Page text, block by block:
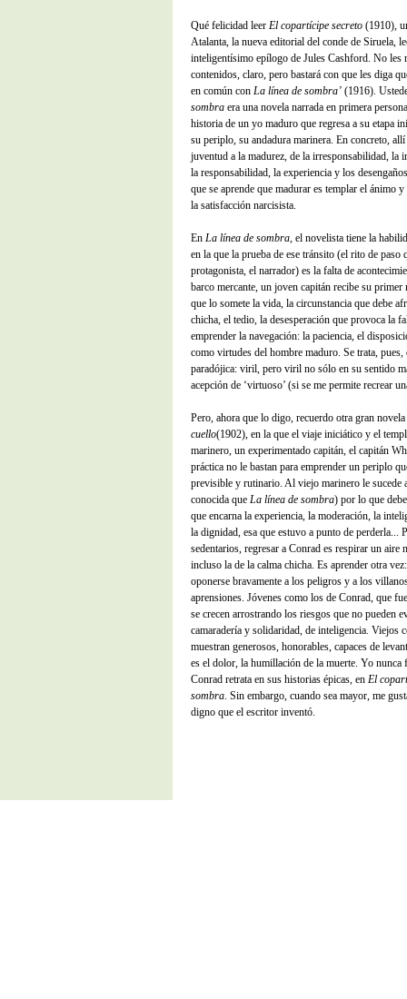
Qué felicidad leer El copartícipe secreto (1910),
Atalanta, la nueva editorial del conde de Siruela,
inteligentísimo epílogo de Jules Cashford. No les
contenidos, claro, pero bastará con que les diga
en común con La línea de sombra’ (1916).
sombra era una novela narrada en primera
historia de un yo maduro que regresa a su etapa
su periplo, su andadura marinera. En concreto,
juventud a la madurez, de la irresponsabilidad, la
la responsabilidad, la experiencia y los
que se aprende que madurar es templar el ánimo
la satisfacción narcisista.
En La línea de sombra, el novelista tiene la
en la que la prueba de ese tránsito (el rito de paso
protagonista, el narrador) es la falta de
barco mercante, un joven capitán recibe su primer
que lo somete la vida, la circunstancia que debe
chicha, el tedio, la desesperación que provoca la
emprender la navegación: la paciencia, el
como virtudes del hombre maduro. Se trata, pues,
paradójica: viril, pero viril no sólo en su sentido
acepción de ‘virtuoso’ (si se me permite recrear
Pero, ahora que lo digo, recuerdo otra gran
cuello(1902), en la que el viaje iniciático y el
marinero, un experimentado capitán, el capitán
práctica no le bastan para emprender un periplo
previsible y rutinario. Al viejo marinero le sucede
conocida que La línea de sombra) por lo que
que encarna la experiencia, la moderación, la
la dignidad, esa que estuvo a punto de perderla...
sedentarios, regresar a Conrad es respirar un
incluso la de la calma chicha. Es aprender otra
oponerse bravamente a los peligros y a los
aprensiones. Jóvenes como los de Conrad, que
se crecen arrostrando los riesgos que no pueden
camaradería y solidaridad, de inteligencia. Viejos
muestran generosos, honorables, capaces de
es el dolor, la humillación de la muerte. Yo nunca
Conrad retrata en sus historias épicas, en El
sombra . Sin embargo, cuando sea mayor, me
digno que el escritor inventó.